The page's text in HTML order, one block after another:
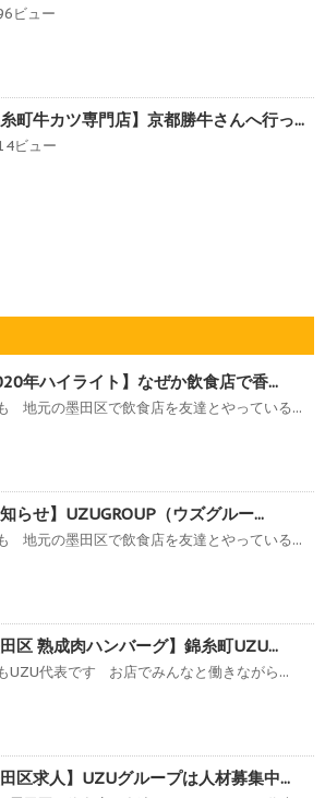
ビュー
糸町牛カツ専門店】京都勝牛さんへ行っ...
ビュー
年ハイライト】なぜか飲食店で香...
地元の墨田区で飲食店を友達とやっている...
知らせ】UZUGROUP（ウズグルー...
地元の墨田区で飲食店を友達とやっている...
田区 熟成肉ハンバーグ】錦糸町UZU...
UZU代表です お店でみんなと働きながら...
田区求人】UZUグループは人材募集中...